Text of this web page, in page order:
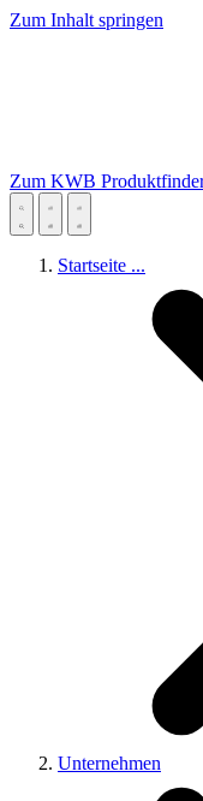
Zum Inhalt springen
Zum KWB
Startseite ...
Unternehmen